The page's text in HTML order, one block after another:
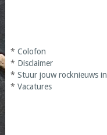
* Colofon
* Disclaimer
* Stuur jouw rocknieuws in
* Vacatures